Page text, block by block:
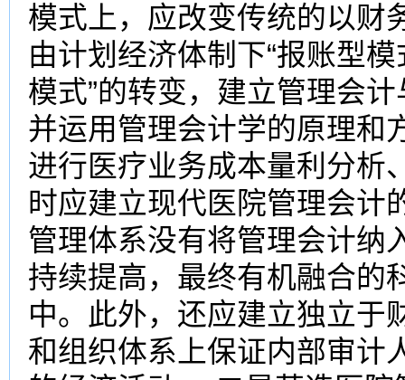
模式上，应改变传统的以财
由计划经济体制下“报账型
模式”的转变，建立管理会
并运用管理会计学的原理和
进行医疗业务成本量利分析
时应建立现代医院管理会计
管理体系没有将管理会计纳
持续提高，最终有机融合的
中。此外，还应建立独立于
和组织体系上保证内部审计